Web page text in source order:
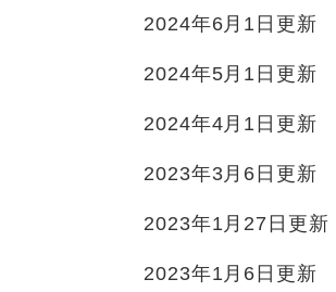
2024年6月1日更新
2024年5月1日更新
2024年4月1日更新
2023年3月6日更新
2023年1月27日更新
2023年1月6日更新